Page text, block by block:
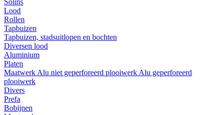
Solins
Lood
Rollen
Tapbuizen
Tapbuizen, stadsuitlopen en bochten
Diversen lood
Aluminium
Platen
Maatwerk Alu niet geperforeerd plooiwerk Alu geperforeerd
plooiwerk
Divers
Prefa
Bobijnen